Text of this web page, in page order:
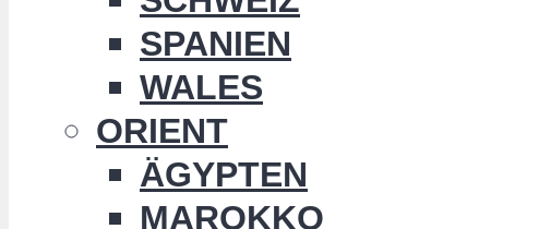
SPANIEN
WALES
ORIENT
ÄGYPTEN
MAROKKO